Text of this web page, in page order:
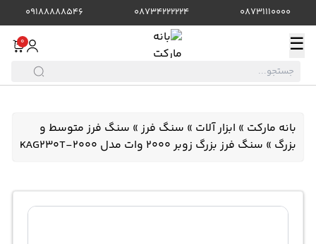
08731110000
08734222224
09188888546
☰
0
بانه مارکت » ابزار آلات » سنگ فرز» سنگ فرز متوسط و
بزرگ » سنگ فرز بزرگ زوبر 2000 وات مدل KAG230T-2000